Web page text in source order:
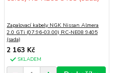
Zapalovací kabely NGK Nissan Almera
2.0 GTi (07.96-03.00) RC-NE08 9405
(sada)
2 163 Kč
SKLADEM